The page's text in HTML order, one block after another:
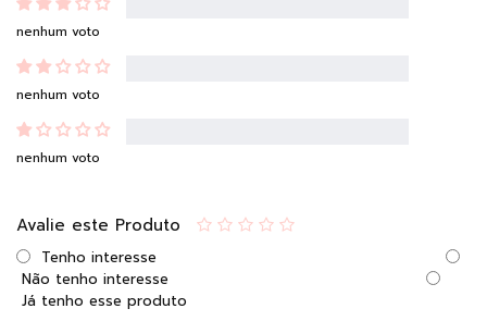
nenhum voto
nenhum voto
nenhum voto
Avalie este Produto
Tenho interesse
Não tenho interesse
Já tenho esse produto